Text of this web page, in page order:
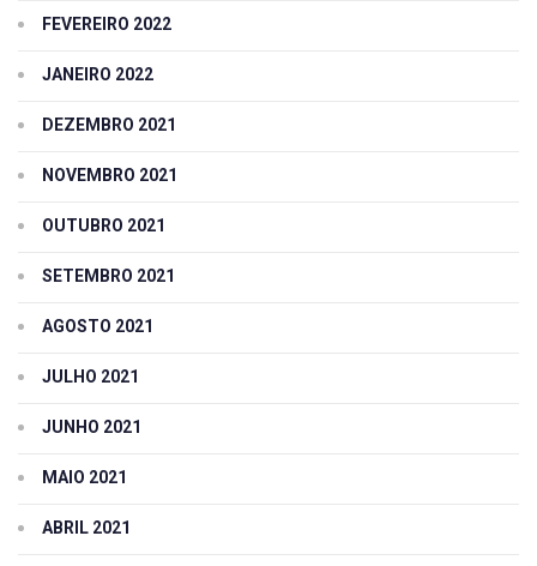
FEVEREIRO 2022
JANEIRO 2022
DEZEMBRO 2021
NOVEMBRO 2021
OUTUBRO 2021
SETEMBRO 2021
AGOSTO 2021
JULHO 2021
JUNHO 2021
MAIO 2021
ABRIL 2021